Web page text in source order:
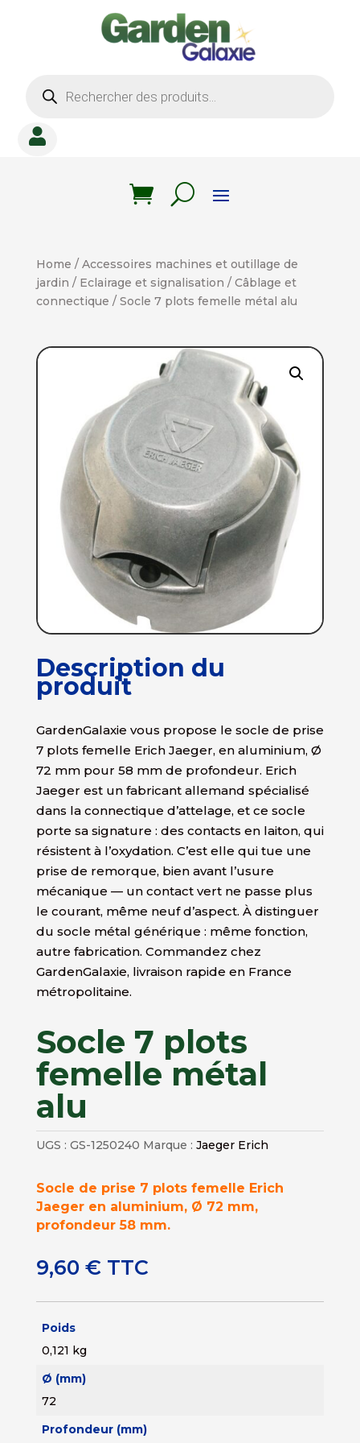
produits

Home / Accessoires machines et outillage de
jardin / Eclairage et signalisation / Câblage et
connectique / Socle 7 plots femelle métal alu
Description du
produit
GardenGalaxie vous propose le socle de prise
7 plots femelle Erich Jaeger, en aluminium, Ø
72 mm pour 58 mm de profondeur. Erich
Jaeger est un fabricant allemand spécialisé
dans la connectique d’attelage, et ce socle
porte sa signature : des contacts en laiton, qui
résistent à l’oxydation. C’est elle qui tue une
prise de remorque, bien avant l’usure
mécanique — un contact vert ne passe plus
le courant, même neuf d’aspect. À distinguer
du socle métal générique : même fonction,
autre fabrication. Commandez chez
GardenGalaxie, livraison rapide en France
métropolitaine.
Socle 7 plots
femelle métal
alu
UGS : GS-1250240 Marque : Jaeger Erich
Socle de prise 7 plots femelle Erich
Jaeger en aluminium, Ø 72 mm,
profondeur 58 mm.
9,60 € TTC
Poids
0,121 kg
Ø (mm)
72
Profondeur (mm)